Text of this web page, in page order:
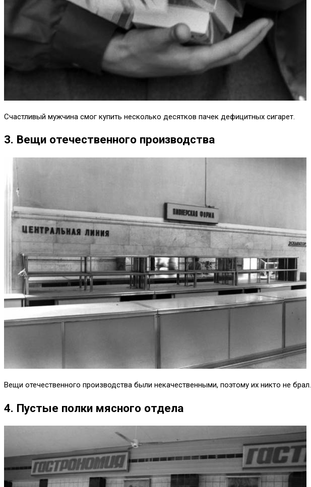
Счастливый мужчина смог купить несколько десятков пачек дефицитных сигарет.
3. Вещи отечественного производства
Вещи отечественного производства были некачественными, поэтому их никто не брал.
4. Пустые полки мясного отдела